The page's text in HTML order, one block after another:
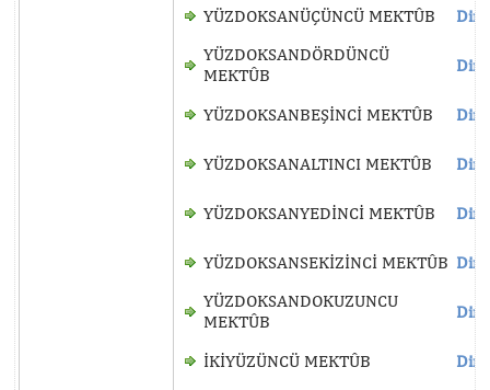
YÜZDOKSANÜÇÜNCÜ MEKTÛB
YÜZDOKSANDÖRDÜNCÜ
MEKTÛB
YÜZDOKSANBEŞİNCİ MEKTÛB
YÜZDOKSANALTINCI MEKTÛB
YÜZDOKSANYEDİNCİ MEKTÛB
YÜZDOKSANSEKİZİNCİ MEKTÛB
YÜZDOKSANDOKUZUNCU
MEKTÛB
İKİYÜZÜNCÜ MEKTÛB